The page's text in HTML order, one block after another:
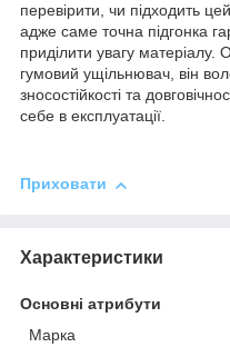
перевірити, чи підходить
адже саме точна підгонка
приділити увагу
гумовий ущільнювач, він
зносостійкості та
себе в експлуатації.
Приховати
Характеристики
Основні атрибути
Марка